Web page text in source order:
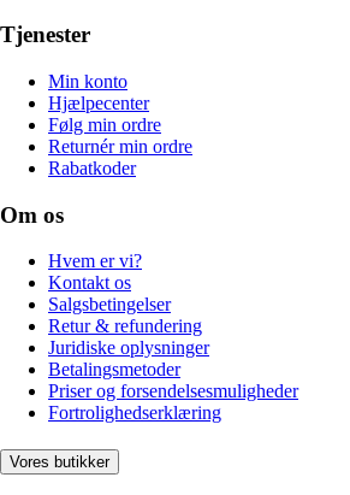
Tjenester
Min konto
Hjælpecenter
Følg min ordre
Returnér min ordre
Rabatkoder
Om os
Hvem er vi?
Kontakt os
Salgsbetingelser
Retur & refundering
Juridiske oplysninger
Betalingsmetoder
Priser og forsendelsesmuligheder
Fortrolighedserklæring
Vores butikker